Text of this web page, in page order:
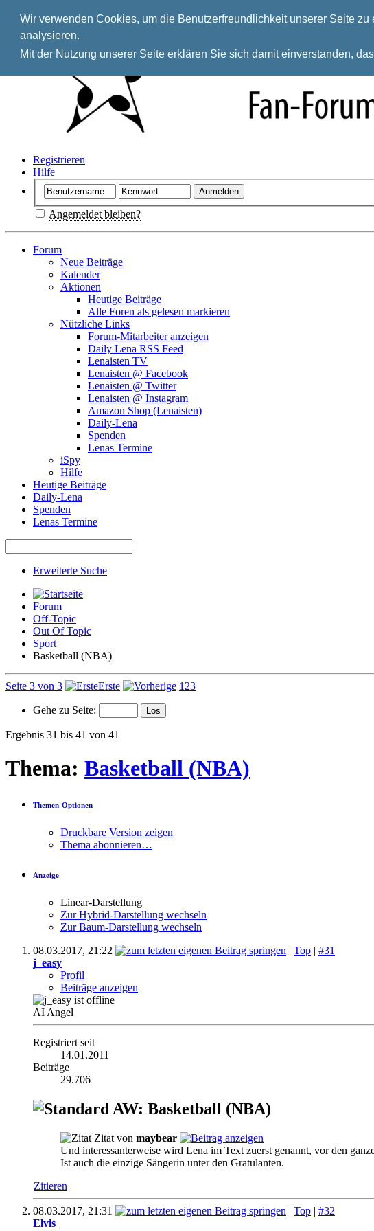
Wir verwenden Cookies, um die Benutzerfreundlichkeit unserer Seite
analysieren.
Mit der Nutzung unserer Seite erklären Sie sich damit einverstanden,
Registrieren
Hilfe
Angemeldet bleiben?
Forum
Neue Beiträge
Kalender
Aktionen
Heutige Beiträge
Alle Foren als gelesen markieren
Nützliche Links
Forum-Mitarbeiter anzeigen
Daily Lena RSS Feed
Lenaisten TV
Lenaisten @ Facebook
Lenaisten @ Twitter
Lenaisten @ Instagram
Amazon Shop (Lenaisten)
Daily-Lena
Spenden
Lenas Termine
iSpy
Hilfe
Heutige Beiträge
Daily-Lena
Spenden
Lenas Termine
Erweiterte Suche
Forum
Off-Topic
Out Of Topic
Sport
Basketball (NBA)
Seite 3 von 3 Erste 1 23
Gehe zu Seite:
Ergebnis 31 bis 41 von 41
Thema: Basketball (NBA)
Themen-Optionen
Druckbare Version zeigen
Thema abonnieren…
Anzeige
Linear-Darstellung
Zur Hybrid-Darstellung wechseln
Zur Baum-Darstellung wechseln
08.03.2017, 21:22 | Top | #31
j_easy
Profil
Beiträge anzeigen
AI Angel
Registriert seit
14.01.2011
Beiträge
29.706
AW: Basketball (NBA)
Zitat von maybear
Und interessanterweise wird Lena im Text zuerst genannt, vor den
Ist auch die einzige Sängerin unter den Gratulanten.
Zitieren
08.03.2017, 21:31 | Top | #32
Elvis